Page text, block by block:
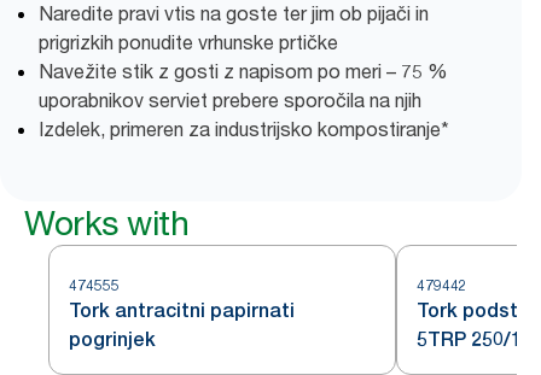
Naredite pravi vtis na goste ter jim ob pijači in
prigrizkih ponudite vrhunske prtičke
Navežite stik z gosti z napisom po meri – 75 %
uporabnikov serviet prebere sporočila na njih
Izdelek, primeren za industrijsko kompostiranje*
Works with
474555
Tork antracitni papirnati
pogrinjek
479442
Tork
5TRP 250/12